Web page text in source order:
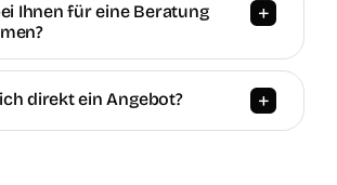
Ihnen für eine Beratung
direkt ein Angebot?